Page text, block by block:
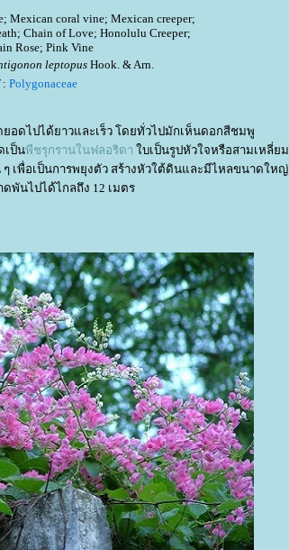
Mexican coral vine; Mexican creeper;
Chain of Love; Honolulu Creeper;
Rose; Pink Vine
leptopus Hook. & Arn.
: Polygonaceae
ยอดไปได้ยาวและเร็ว โดยทั่วไปมักเห็นดอกสีชมพู
เป็นพืชรุกรานในฟลอริดา บเป็นรูปหัวใจหรือสามเหลี่ยม
ๆ เพื่อเป็นการพยุงตัว สร้างหัวใต้ดินและมีไหลขนาดใหญ่
ดพันไปได้ไกลถึง 12 เมตร